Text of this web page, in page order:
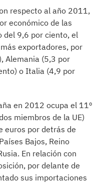
respecto al año 2011,
económico de las
del 9,6 por ciento, el
exportadores, por
Alemania (5,3 por
o Italia (4,9 por
en 2012 ocupa el 11º
miembros de la UE)
euros por detrás de
Bajos, Reino
En relación con
por delante de
sus importaciones